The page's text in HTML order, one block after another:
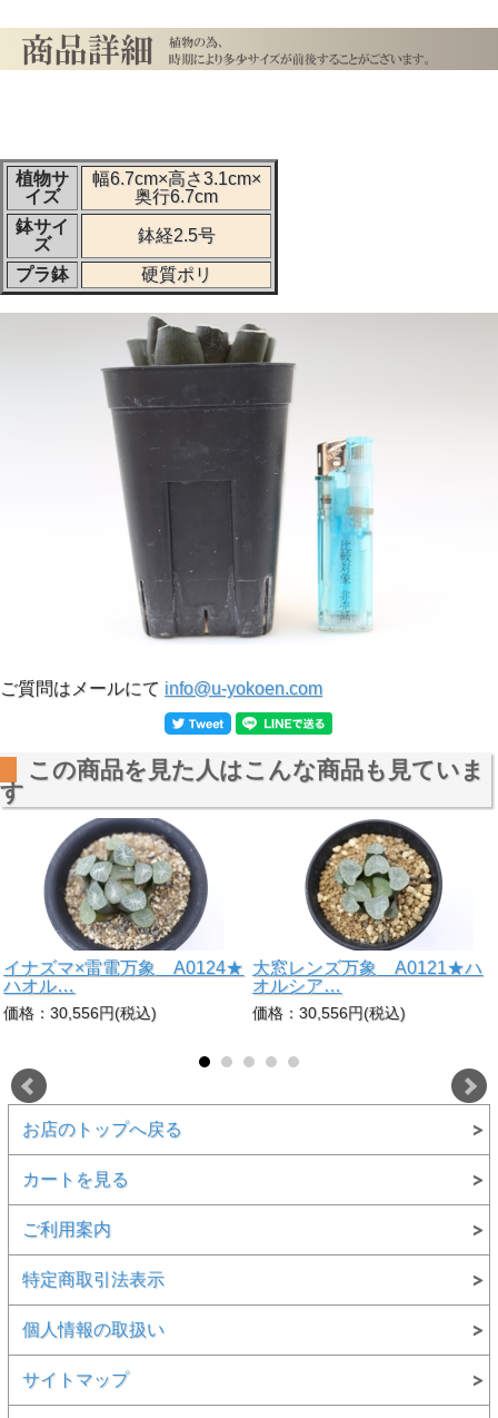
植物サ
イズ
幅6.7cm×高さ3.1cm×
奥行6.7cm
鉢サイ
ズ
鉢経2.5号
プラ鉢 硬質ポリ
ご質問はメールにて info@u-yokoen.com
この商品を見た人はこんな商品も見ていま
す
イナズマ×雷電万象 A0124★
ハオル…
価格：30,556円(税込)
大窓レンズ万象 A0121★ハ
オルシア…
価格：30,556円(税込)
お店のトップへ戻る
カートを見る
ご利用案内
特定商取引法表示
個人情報の取扱い
サイトマップ